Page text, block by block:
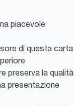
piacevole
di questa carta
preserva la qualità
presentazione